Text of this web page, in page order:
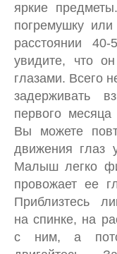
яркие
погремушку
расстоянии
увидите, что
глазами. Всего
задерживать
первого
Вы можете
движения глаз
Малыш легко
провожает ее
Приблизтесь
на спинке, на
с ним, а